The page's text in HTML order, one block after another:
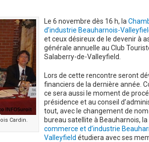
Cardin.
Le 6 novembre dès 16 h, la
d’industrie Beauharnois-
et ceux désireux de le devenir à
générale annuelle au Club
Salaberry-de-Valleyfield.
Lors de cette rencontre seront
financiers de la dernière année.
ce sera aussi le moment de
présidence et au conseil
tout, avec le changement de nom
bureau satellite à Beauharnois, la
commerce et d’industrie
Valleyfield étudiera avec ses